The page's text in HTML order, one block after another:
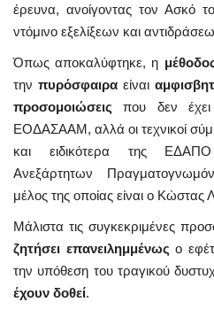
έρευνα, ανοίγοντας τον Ασκό
ντόμινο εξελίξεων και
Όπως αποκαλύφτηκε, η
την πυρόσφαιρα είναι
προσομοιώσειςπου δεν
ΕΟΔΑΣΑΑΜ, αλλά οι τεχνικοί
και ειδικότερα της ΕΔΑΠΟ
Ανεξάρτητων
μέλος της οποίας είναι ο
Μάλιστα τις συγκεκριμένες
ζητήσει επανειλημμένως ο
την υπόθεση του τραγικού
έχουν δοθεί.